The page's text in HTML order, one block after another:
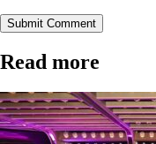
Submit Comment
Read more